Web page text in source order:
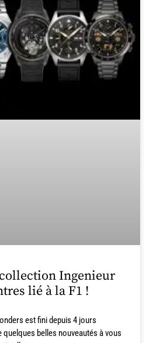
Ingenieur
lié à la F1 !
est fini depuis 4 jours
quelques belles nouveautés à vous